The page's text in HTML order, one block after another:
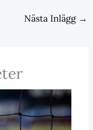
Nästa Inlägg →